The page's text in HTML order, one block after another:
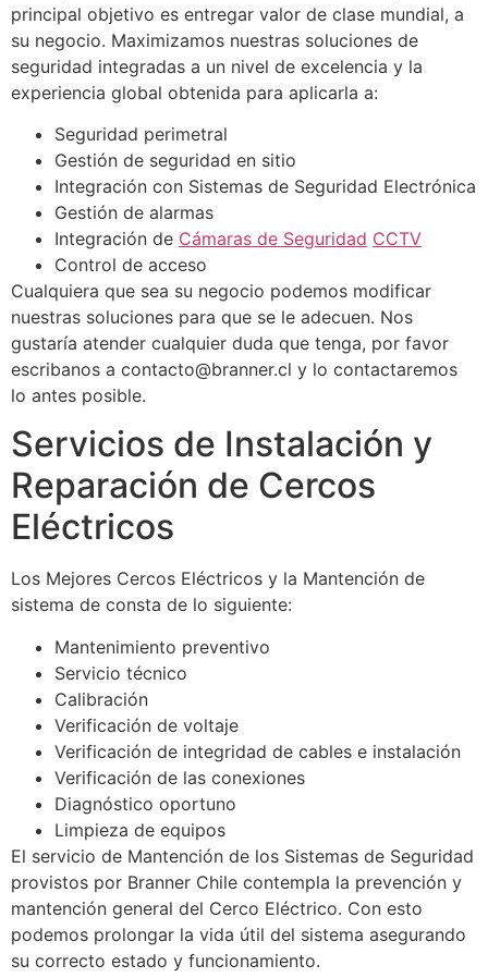
principal objetivo es entregar valor de clase mundial, a
su negocio. Maximizamos nuestras soluciones de
seguridad integradas a un nivel de excelencia y la
experiencia global obtenida para aplicarla a:
Seguridad perimetral
Gestión de seguridad en sitio
Integración con Sistemas de Seguridad Electrónica
Gestión de alarmas
Integración de Cámaras de Seguridad CCTV
Control de acceso
Cualquiera que sea su negocio podemos modificar
nuestras soluciones para que se le adecuen. Nos
gustaría atender cualquier duda que tenga, por favor
escribanos a contacto@branner.cl y lo contactaremos
lo antes posible.
Servicios de Instalación y
Reparación de Cercos
Eléctricos
Los Mejores Cercos Eléctricos y la Mantención de
sistema de consta de lo siguiente:
Mantenimiento preventivo
Servicio técnico
Calibración
Verificación de voltaje
Verificación de integridad de cables e instalación
Verificación de las conexiones
Diagnóstico oportuno
Limpieza de equipos
El servicio de Mantención de los Sistemas de Seguridad
provistos por Branner Chile contempla la prevención y
mantención general del Cerco Eléctrico. Con esto
podemos prolongar la vida útil del sistema asegurando
su correcto estado y funcionamiento.